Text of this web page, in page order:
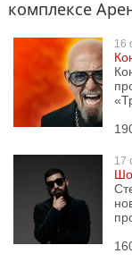
комплексе
16
17